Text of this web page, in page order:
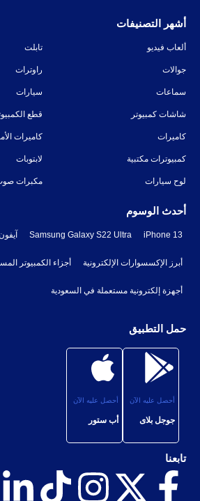
أشهر التصنيفات
ألعاب فيديو تابلت
جوالات راوترات
سماعات سيارات
شاشات كمبيوتر قطع
كاميرات كاميرات
كمبيوترات مكتبية لابتوبات
لوح سيارات مكبرات
أحدث الوسوم
iPhone 13
Samsung Galaxy S22 Ultra آيفون 16
أبرز الإكسسوارات الإلكترونية أجزاء الكمبيوتر
أجهزة إلكترونية مستعملة في السعودية
حمل التطبيق
أحصل عليه الآن
جوجل بلاى
أحصل عليه الآن
أب ستور
تابعنا